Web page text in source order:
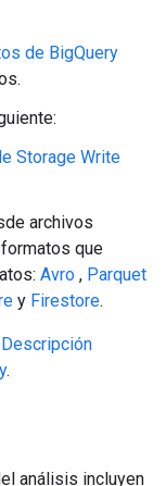
de BigQuery
Storage Write
archivos
que
Avro , Parquet
y Firestore.
Descripción
.
análisis incluyen